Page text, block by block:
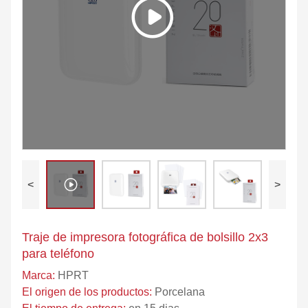
< >
Traje de impresora fotográfica de bolsillo 2x3
para teléfono
Marca: HPRT
El origen de los productos: Porcelana